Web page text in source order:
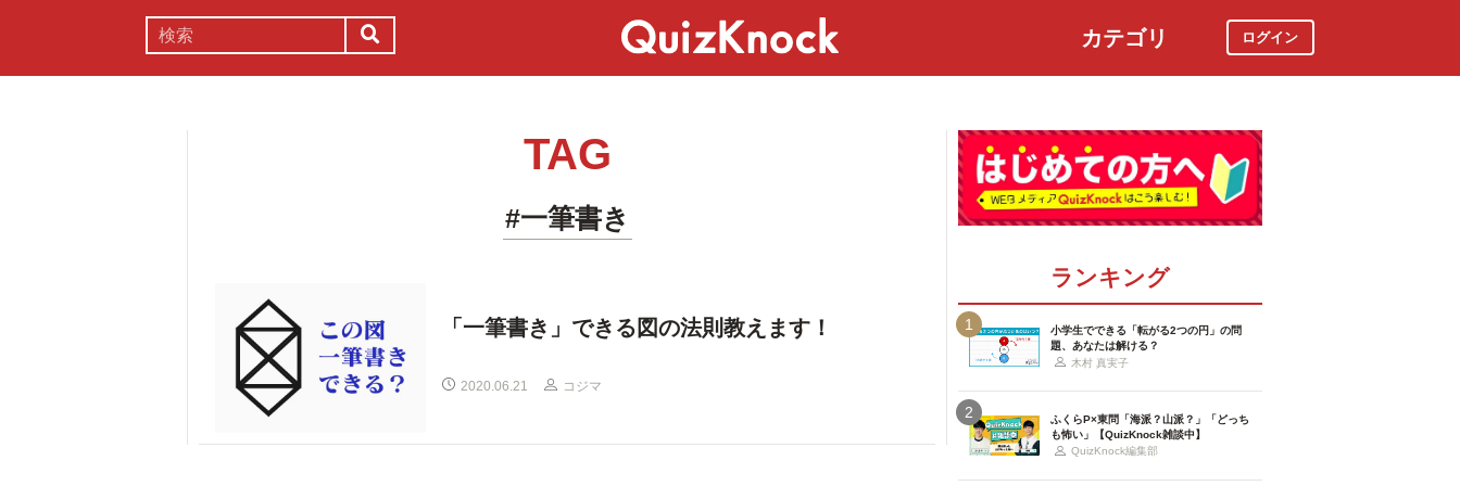
カテゴリ ログイン
TAG
#一筆書き
「一筆書き」できる図の法則教えます！
2020.06.21 コジマ
ランキング
1
小学生でできる「転がる2つの円」の問
題、あなたは解ける？
木村 真実子
2
ふくらP×東問「海派？山派？」「どっち
も怖い」【QuizKnock雑談中】
QuizKnock編集部